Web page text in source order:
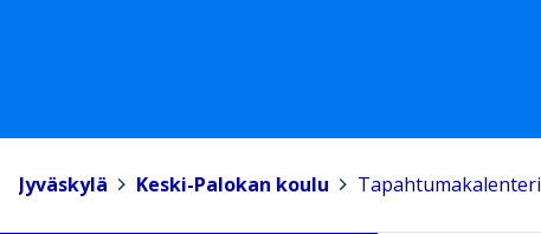
Jyväskylä Keski-Palokan koulu Tapahtumakalenteri